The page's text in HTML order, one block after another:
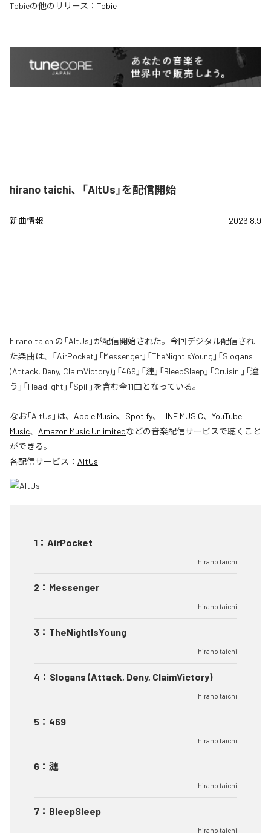
Tobieの他のリリース： Tobie
hirano taichi、「AltUs」を配信開始
新曲情報 2026.8.9
hirano taichiの「AltUs」が配信開始された。今回デジタル配信され
た楽曲は、「AirPocket」「Messenger」「TheNightIsYoung」「Slogans
(Attack, Deny, ClaimVictory)」「469」「漣」「BleepSleep」「Cruisin'」「違
う」「Headlight」「Spill」を含む全11曲となっている。
なお「AltUs 」は、 Apple Music、 Spotify、 LINE MUSIC、 YouTube
Music、 Amazon Music Unlimitedなどの音楽配信サービスで聴くこと
ができる。
各配信サービス： AltUs
1 ： AirPocket
hirano taichi
2 ： Messenger
hirano taichi
3 ： TheNightIsYoung
hirano taichi
4 ： Slogans (Attack, Deny, ClaimVictory)
hirano taichi
5 ： 469
hirano taichi
6 ： 漣
hirano taichi
7 ： BleepSleep
hirano taichi